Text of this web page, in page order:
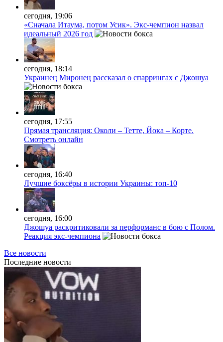
сегодня, 19:06
«Сначала Итаума, потом Усик». Экс-чемпион назвал
идеальный 2026 год
сегодня, 18:14
Украинец Миронец рассказал о спаррингах с Джошуа
сегодня, 17:55
Прямая трансляция: Околи – Тетте, Йока – Корте.
Смотреть онлайн
сегодня, 16:40
Лучшие боксёры в истории Украины: топ-10
сегодня, 16:00
Джошуа раскритиковали за перформанс в бою с Полом.
Реакция экс-чемпиона
Все новости
Последние новости